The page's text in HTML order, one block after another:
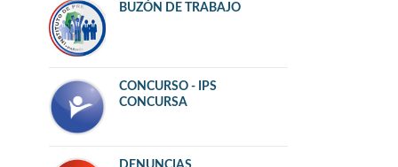
BUZÓN DE TRABAJO
CONCURSO - IPS
CONCURSA